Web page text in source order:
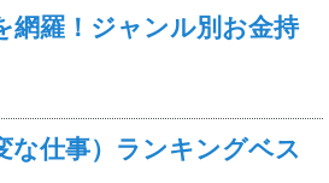
網羅！ジャンル別お金持
な仕事）ランキングベス